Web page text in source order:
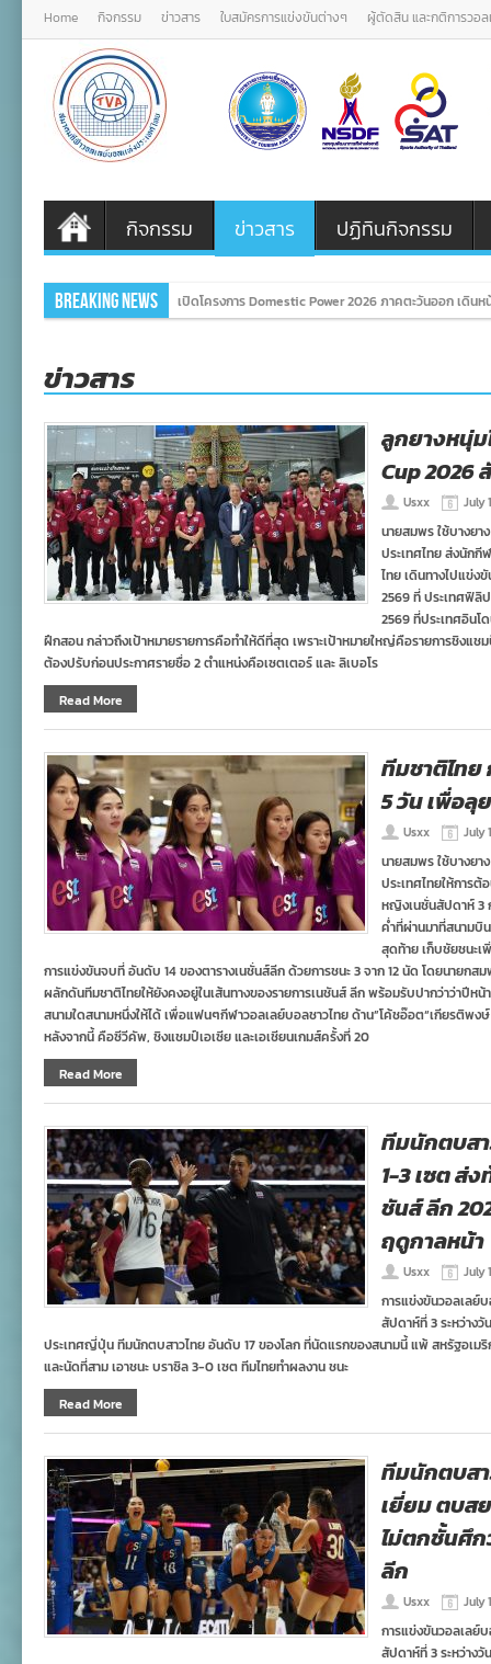
Home กิจกรรม ข่าวสาร ใบสมัครการแข่งขันต่างๆ ผู้ตัดสิน และกติการวอ
กิจกรรม ข่าวสาร ปฏิทินกิจกรรม
Breaking News เปิดโครงการ Domestic Power 2026 ภาคตะวันออก เดิน
ข่าวสาร
ลูกยางหนุ่ม
Cup 2026
Usxx July
นายสมพร ใช้บางย
ประเทศไทย ส่งนักกี
ไทย เดินทางไปแข่ง
2569 ที่ ประเทศฟิลิ
2569 ที่ประเทศอิน
ฝึกสอน กล่าวถึงเป้าหมายรายการคือทำให้ดีที่สุด เพราะเป้าหมายใหญ่คือรายการชิงแช
ต้องปรับก่อนประกาศรายชื่อ 2 ตำแหน่งคือเซตเตอร์ และ ลิเบอโร
Read More
ทีมชาติไท
5 วัน เพื่อลุ
Usxx July
นายสมพร ใช้บางย
ประเทศไทยให้การ
หญิงเนชั่นสัปดาห์ 3
ค่ำที่ผ่านมาที่สนามบิ
สุดท้าย เก็บชัยชนะ
การแข่งขันจบที่ อันดับ 14 ของตารางเนชั่นส์ลีก ด้วยการชนะ 3 จาก 12 นัด โดยนายก
ผลักดันทีมชาติไทยให้ยังคงอยู่ในเส้นทางของรายการเนชันส์ ลีก พร้อมรับปากว่าว่าปีห
สนามใดสนามหนึ่งให้ได้ เพื่อแฟนๆกีฬาวอลเลย์บอลชาวไทย ด้าน”โค้ชอ๊อต“เกียรติพง
หลังจากนี้ คือซีวีคัพ, ชิงแชมป์เอเซีย และเอเชียนเกมส์ครั้งที่ 20
Read More
ทีมนักตบส
1-3 เซต ส่
ชันส์ ลีก
ฤดูกาลหน้า
Usxx July
การแข่งขันวอลเลย์
สัปดาห์ที่ 3 ระหว่าง
ประเทศญี่ปุ่น ทีมนักตบสาวไทย อันดับ 17 ของโลก ที่นัดแรกของสนามนี้ แพ้ สหรัฐอเ
และนัดที่สาม เอาชนะ บราซิล 3-0 เซต ทีมไทยทำผลงาน ชนะ
Read More
ทีมนักตบส
เยี่ยม ตบส
ไม่ตกชั้นศึ
ลีก
Usxx July
การแข่งขันวอลเลย์
สัปดาห์ที่ 3 ระหว่าง